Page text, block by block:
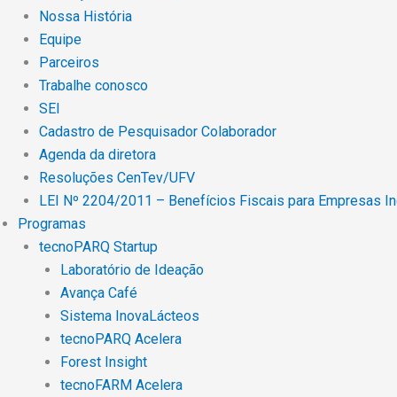
Nossa História
Equipe
Parceiros
Trabalhe conosco
SEI
Cadastro de Pesquisador Colaborador
Agenda da diretora
Resoluções CenTev/UFV
LEI Nº 2204/2011 – Benefícios Fiscais para Empresas
Programas
tecnoPARQ Startup
Laboratório de Ideação
Avança Café
Sistema InovaLácteos
tecnoPARQ Acelera
Forest Insight
tecnoFARM Acelera